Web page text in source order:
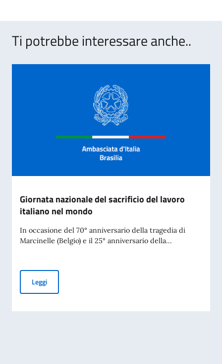
Ti potrebbe interessare anche..
Giornata nazionale del sacrificio del lavoro
italiano nel mondo
In occasione del 70° anniversario della tragedia di
Marcinelle (Belgio) e il 25° anniversario della...
LeggiGiornata nazionale del sacrificio del lavoro italiano nel